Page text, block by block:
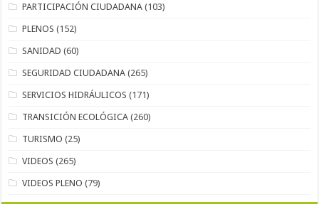
PARTICIPACIÓN CIUDADANA (103)
PLENOS (152)
SANIDAD (60)
SEGURIDAD CIUDADANA (265)
SERVICIOS HIDRÁULICOS (171)
TRANSICIÓN ECOLÓGICA (260)
TURISMO (25)
VIDEOS (265)
VIDEOS PLENO (79)